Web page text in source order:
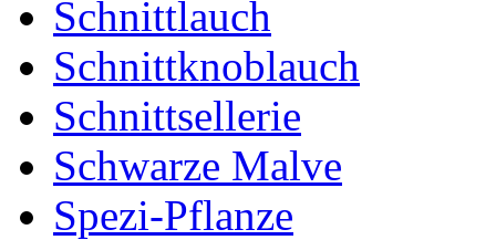
Schnittlauch
Schnittknoblauch
Schnittsellerie
Schwarze Malve
Spezi-Pflanze